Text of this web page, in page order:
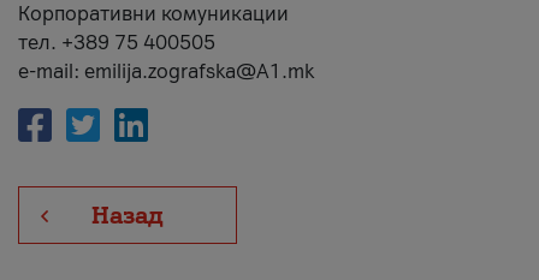
Корпоративни комуникации
тел. +389 75 400505
e-mail: emilija.zografska@A1.mk
Назад